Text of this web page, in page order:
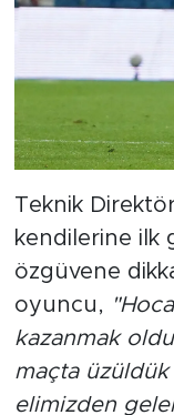
Teknik
kendilerine ilk
özgüvene
oyuncu,
kazanmak
maçta üzüldük
elimizden